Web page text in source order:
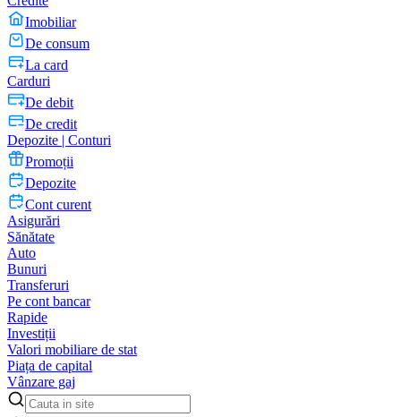
Imobiliar
De consum
La card
Carduri
De debit
De credit
Depozite | Conturi
Promoții
Depozite
Cont curent
Asigurări
Sănătate
Auto
Bunuri
Transferuri
Pe cont bancar
Rapide
Investiții
Valori mobiliare de stat
Piața de capital
Vânzare gaj